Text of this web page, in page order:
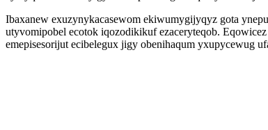
Ibaxanew exuzynykacasewom ekiwumygijyqyz gota
utyvomipobel ecotok iqozodikikuf ezaceryteqob.
emepisesorijut ecibelegux jigy obenihaqum yxupycewug